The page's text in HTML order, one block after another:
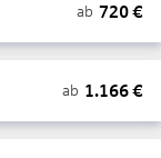
ab 720€
ab 1.166€